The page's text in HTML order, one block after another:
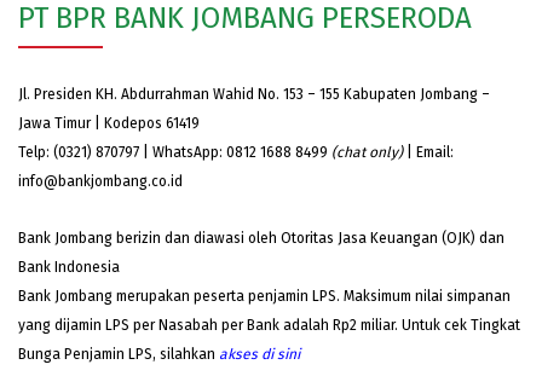
PT BPR BANK JOMBANG PERSERODA
Jl. Presiden KH. Abdurrahman Wahid No. 153 – 155 Kabupaten Jombang –
Jawa Timur | Kodepos 61419
Telp: (0321) 870797 | WhatsApp: 0812 1688 8499 (chat only)| Email:
info@bankjombang.co.id
Bank Jombang berizin dan diawasi oleh Otoritas Jasa Keuangan (OJK) dan
Bank Indonesia
Bank Jombang merupakan peserta penjamin LPS. Maksimum nilai simpanan
yang dijamin LPS per Nasabah per Bank adalah Rp2 miliar. Untuk cek Tingkat
Bunga Penjamin LPS, silahkan akses di sini